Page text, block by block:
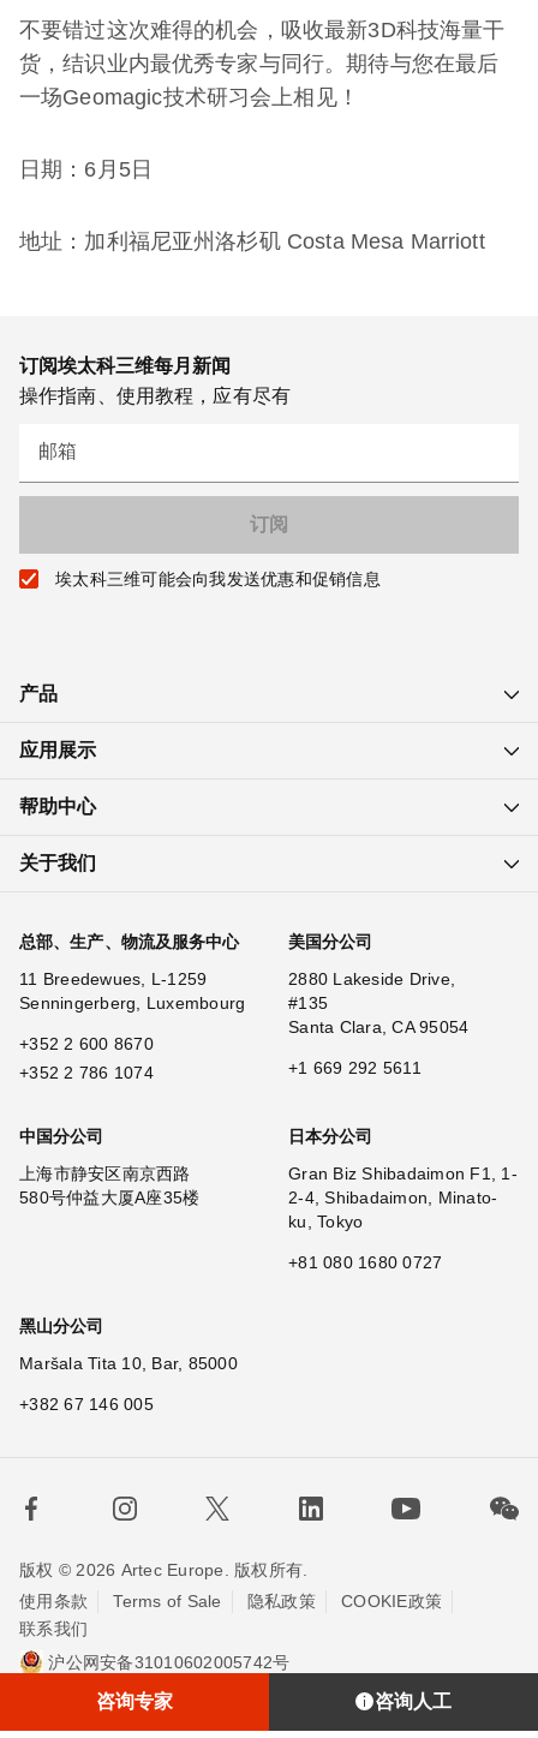
不要错过这次难得的机会，吸收最新3D科技海量干
货，结识业内最优秀专家与同行。期待与您在最后
一场Geomagic技术研习会上相见！
日期：6月5日
地址：加利福尼亚州洛杉矶 Costa Mesa Marriott
咨询人工
订阅埃太科三维每月新闻
操作指南、使用教程，应有尽有
邮箱
埃太科三维可能会向我发送优惠和促销信息
产品
应用展示
帮助中心
关于我们
总部、生产、物流及服务中心
11 Breedewues, L-1259
Senningerberg, Luxembourg
+352 2 600 8670
+352 2 786 1074
美国分公司
2880 Lakeside Drive,
#135
Santa Clara, CA 95054
+1 669 292 5611
中国分公司
上海市静安区南京西路
580号仲益大厦A座35楼
日本分公司
Gran Biz Shibadaimon F1, 1-
2-4, Shibadaimon, Minato-
ku, Tokyo
+81 080 1680 0727
黑山分公司
Maršala Tita 10, Bar, 85000
+382 67 146 005
版权 © 2026 Artec Europe. 版权所有.
使用条款
Terms of Sale 隐私政策
COOKIE政策
联系我们
沪公网安备31010602005742号
埃太科™（上海）贸易有限责任公司
沪ICP备20013748号-2
咨询专家